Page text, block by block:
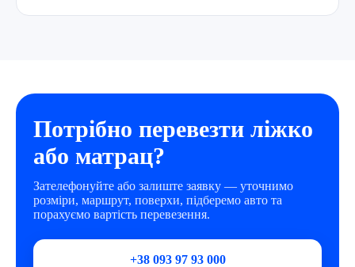
Потрібно перевезти ліжко
або матрац?
Зателефонуйте або залиште заявку — уточнимо
розміри, маршрут, поверхи, підберемо авто та
порахуємо вартість перевезення.
+38 093 97 93 000